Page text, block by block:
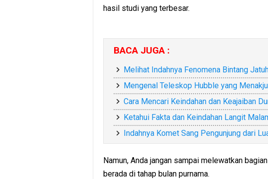
hasil studi yang terbesar.
BACA JUGA :
Melihat Indahnya Fenomena Bintang
Mengenal Teleskop Hubble yang
Cara Mencari Keindahan dan Keajaiban
Ketahui Fakta dan Keindahan Langit
Indahnya Komet Sang Pengunjung dari
Namun, Anda jangan sampai melewatkan
berada di tahap bulan purnama.